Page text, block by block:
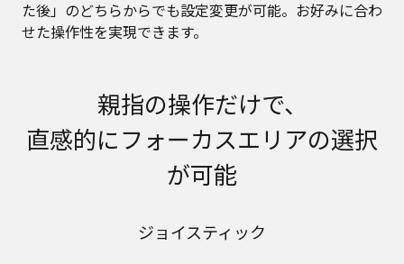
た後」のどちらからでも設定変更が可能。お好みに合わ
せた操作性を実現できます。
親指の操作だけで、
直感的にフォーカスエリアの選択
が可能
ジョイスティック